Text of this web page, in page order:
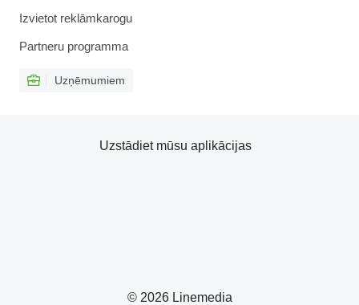
Izvietot reklāmkarogu
Partneru programma
Uzņēmumiem
© 2026 Linemedia
Uzstādiet mūsu aplikācijas